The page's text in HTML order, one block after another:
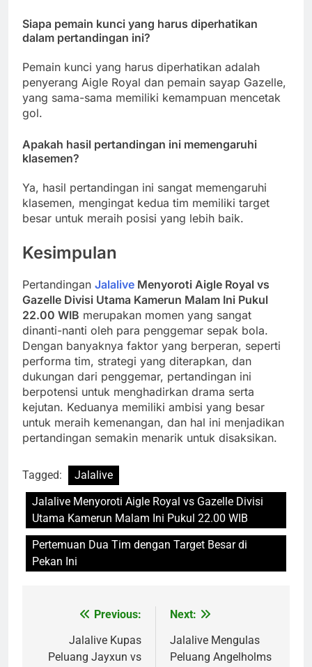
Siapa pemain kunci yang harus diperhatikan
dalam pertandingan ini?
Pemain kunci yang harus diperhatikan adalah
penyerang Aigle Royal dan pemain sayap Gazelle,
yang sama-sama memiliki kemampuan mencetak
gol.
Apakah hasil pertandingan ini memengaruhi
klasemen?
Ya, hasil pertandingan ini sangat memengaruhi
klasemen, mengingat kedua tim memiliki target
besar untuk meraih posisi yang lebih baik.
Kesimpulan
Pertandingan Jalalive Menyoroti Aigle Royal vs
Gazelle Divisi Utama Kamerun Malam Ini Pukul
22.00 WIB merupakan momen yang sangat
dinanti-nanti oleh para penggemar sepak bola.
Dengan banyaknya faktor yang berperan, seperti
performa tim, strategi yang diterapkan, dan
dukungan dari penggemar, pertandingan ini
berpotensi untuk menghadirkan drama serta
kejutan. Keduanya memiliki ambisi yang besar
untuk meraih kemenangan, dan hal ini menjadikan
pertandingan semakin menarik untuk disaksikan.
Tagged:
Jalalive
Jalalive Menyoroti Aigle Royal vs Gazelle Divisi
Utama Kamerun Malam Ini Pukul 22.00 WIB
Pertemuan Dua Tim dengan Target Besar di
Pekan Ini
navigation
Previous:
Jalalive Kupas
Peluang Jayxun vs
Next:
Jalalive Mengulas
Peluang Angelholms